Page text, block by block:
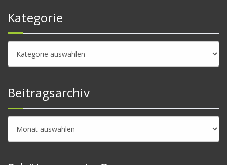
Kategorie
Kategorie
Beitragsarchiv
Beitragsarchiv